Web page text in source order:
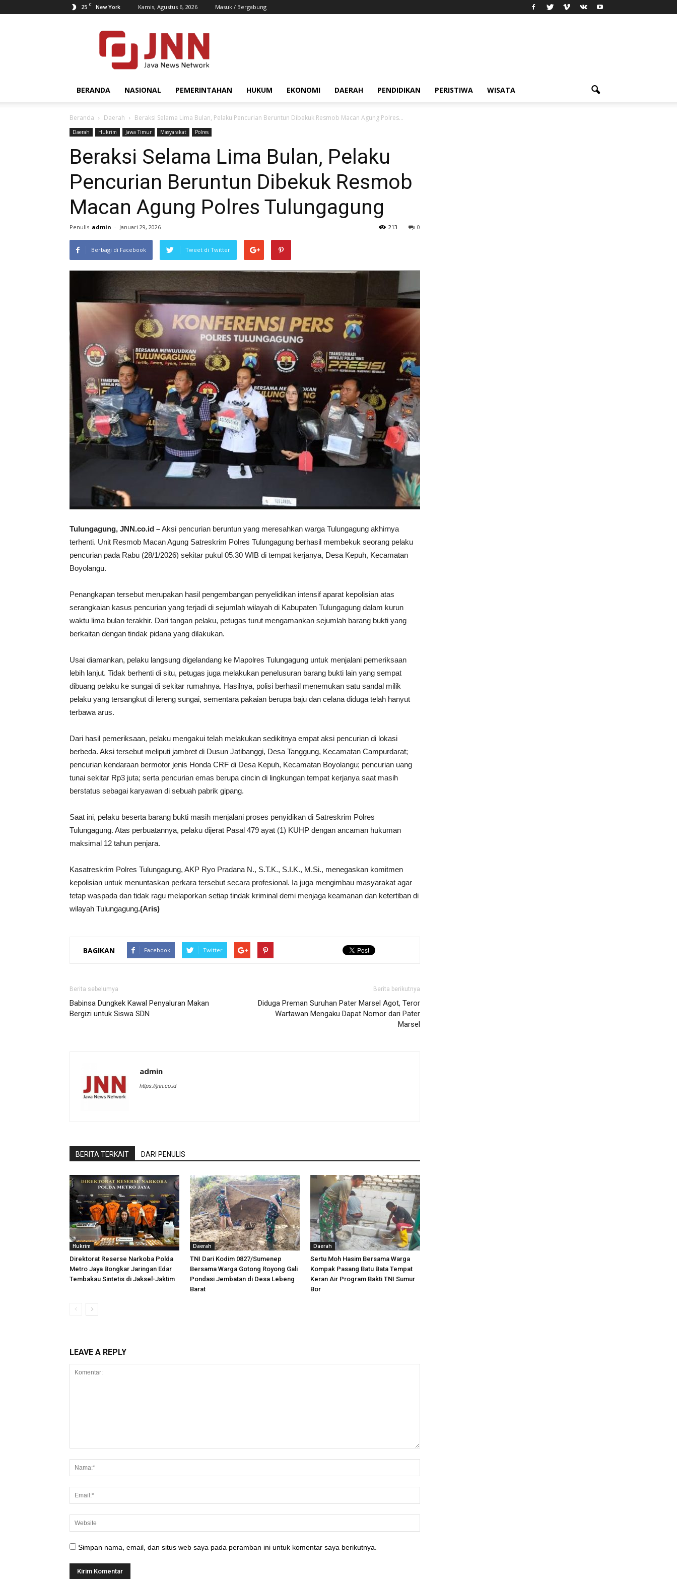
25 C New York Kamis, Agustus 6, 2026 Masuk / Bergabung
JNN.co.id
BERANDA NASIONAL PEMERINTAHAN HUKUM EKONOMI DAERAH PENDIDIKAN PERISTIWA WISATA
Beranda Daerah Beraksi Selama Lima Bulan, Pelaku Pencurian Beruntun Dibekuk Resmob Macan Agung Polres...
Daerah Hukrim Jawa Timur Masyarakat Polres
Beraksi Selama Lima Bulan, Pelaku
Pencurian Beruntun Dibekuk Resmob
Macan Agung Polres Tulungagung
Penulis admin - Januari 29, 2026 0
213
Berbagi di Facebook Tweet di Twitter
Tulungagung, JNN.co.id –Aksi pencurian beruntun yang meresahkan warga Tulungagung akhirnya
terhenti. Unit Resmob Macan Agung Satreskrim Polres Tulungagung berhasil membekuk seorang pelaku
pencurian pada Rabu (28/1/2026) sekitar pukul 05.30 WIB di tempat kerjanya, Desa Kepuh, Kecamatan
Boyolangu.
Penangkapan tersebut merupakan hasil pengembangan penyelidikan intensif aparat kepolisian atas
serangkaian kasus pencurian yang terjadi di sejumlah wilayah di Kabupaten Tulungagung dalam kurun
waktu lima bulan terakhir. Dari tangan pelaku, petugas turut mengamankan sejumlah barang bukti yang
berkaitan dengan tindak pidana yang dilakukan.
Usai diamankan, pelaku langsung digelandang ke Mapolres Tulungagung untuk menjalani pemeriksaan
lebih lanjut. Tidak berhenti di situ, petugas juga melakukan penelusuran barang bukti lain yang sempat
dibuang pelaku ke sungai di sekitar rumahnya. Hasilnya, polisi berhasil menemukan satu sandal milik
pelaku yang tersangkut di lereng sungai, sementara pakaian berupa baju dan celana diduga telah hanyut
terbawa arus.
Dari hasil pemeriksaan, pelaku mengakui telah melakukan sedikitnya empat aksi pencurian di lokasi
berbeda. Aksi tersebut meliputi jambret di Dusun Jatibanggi, Desa Tanggung, Kecamatan Campurdarat;
pencurian kendaraan bermotor jenis Honda CRF di Desa Kepuh, Kecamatan Boyolangu; pencurian uang
tunai sekitar Rp3 juta; serta pencurian emas berupa cincin di lingkungan tempat kerjanya saat masih
berstatus sebagai karyawan di sebuah pabrik gipang.
Saat ini, pelaku beserta barang bukti masih menjalani proses penyidikan di Satreskrim Polres
Tulungagung. Atas perbuatannya, pelaku dijerat Pasal 479 ayat (1) KUHP dengan ancaman hukuman
maksimal 12 tahun penjara.
Kasatreskrim Polres Tulungagung, AKP Ryo Pradana N., S.T.K., S.I.K., M.Si., menegaskan komitmen
kepolisian untuk menuntaskan perkara tersebut secara profesional. Ia juga mengimbau masyarakat agar
tetap waspada dan tidak ragu melaporkan setiap tindak kriminal demi menjaga keamanan dan ketertiban di
wilayah Tulungagung.(Aris)
BAGIKAN Facebook Twitter
Berita sebelumya
Babinsa Dungkek Kawal Penyaluran Makan
Bergizi untuk Siswa SDN
Berita berikutnya
Diduga Preman Suruhan Pater Marsel Agot, Teror
Wartawan Mengaku Dapat Nomor dari Pater
Marsel
admin
https://jnn.co.id
BERITA TERKAIT DARI PENULIS
Hukrim
Direktorat Reserse Narkoba Polda
Metro Jaya Bongkar Jaringan Edar
Tembakau Sintetis di Jaksel-Jaktim
Daerah
TNI Dari Kodim 0827/Sumenep
Bersama Warga Gotong Royong Gali
Pondasi Jembatan di Desa Lebeng
Barat
Daerah
Sertu Moh Hasim Bersama Warga
Kompak Pasang Batu Bata Tempat
Keran Air Program Bakti TNI Sumur
Bor
LEAVE A REPLY
Simpan nama, email, dan situs web saya pada peramban ini untuk komentar saya berikutnya.